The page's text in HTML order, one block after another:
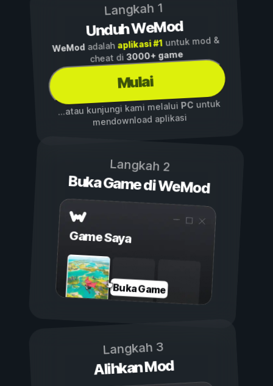
Langkah 1
Unduh WeMod
WeModadalah aplikasi #1untuk mod &
cheat di3000+ game
Mulai
...atau kunjungi kami melalui PCuntuk
mendownload aplikasi
Langkah 2
Buka Game di WeMod
Game Saya
Buka Game
Langkah 3
Alihkan Mod